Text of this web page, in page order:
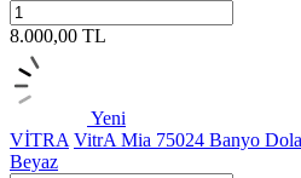
8.000,00 TL
Yeni
VİTRA VitrA Mia 75024 Banyo
Beyaz